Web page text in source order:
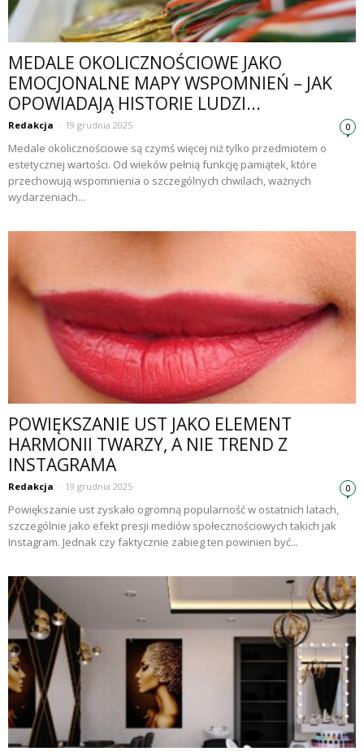
MEDALE OKOLICZNOŚCIOWE JAKO
EMOCJONALNE MAPY WSPOMNIEŃ – JAK
OPOWIADAJĄ HISTORIE LUDZI...
Redakcja - 19 grudnia 2025 0
Medale okolicznościowe są czymś więcej niż tylko przedmiotem o
estetycznej wartości. Od wieków pełnią funkcję pamiątek, które
przechowują wspomnienia o szczególnych chwilach, ważnych
wydarzeniach...
POWIĘKSZANIE UST JAKO ELEMENT
HARMONII TWARZY, A NIE TREND Z
INSTAGRAMA
Redakcja - 19 grudnia 2025 0
Powiększanie ust zyskało ogromną popularność w ostatnich latach,
szczególnie jako efekt presji mediów społecznościowych takich jak
Instagram. Jednak czy faktycznie zabieg ten powinien być...